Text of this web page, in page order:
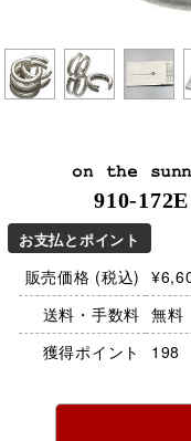
on the
910-
お支払とポイント
販売価格 (税込)
送料・手数料 無料
獲得ポイント
198